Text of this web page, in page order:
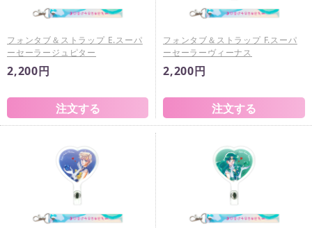
フォンタブ＆ストラップ E.スーパ
ーセーラージュピター
2,200円
フォンタブ＆ストラップ F.スーパ
ーセーラーヴィーナス
2,200円